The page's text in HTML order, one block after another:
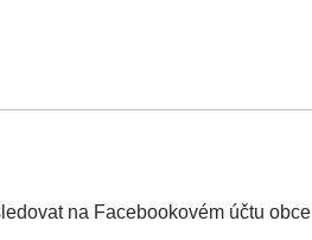
na Facebookovém účtu obce